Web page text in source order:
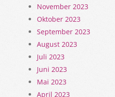
November 2023
Oktober 2023
September 2023
August 2023
Juli 2023
Juni 2023
Mai 2023
April 2023